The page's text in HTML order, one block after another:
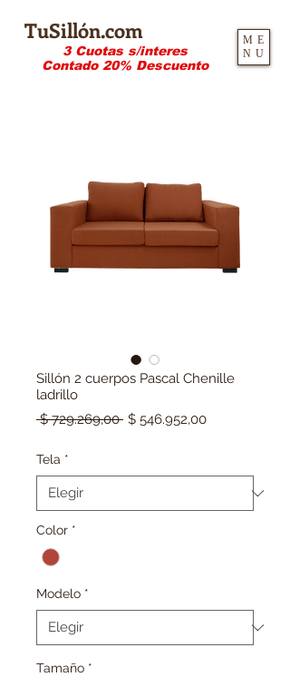
TuSillón.com
3 Cuotas s/interes
Contado 20% Descuento
ME
NU
Sillón 2 cuerpos Pascal Chenille
ladrillo
$ 729.269,00 Precio
$ 546.952,00Precio
Tela *
Color *
Modelo *
Tamaño *